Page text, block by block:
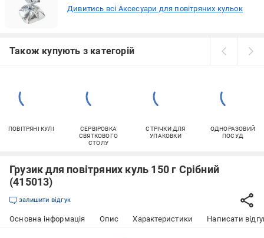
Дивитись всі Аксесуари для повітряних кульок
Також купують з категорій
ПОВІТРЯНІ КУЛІ
СЕРВІРОВКА
СВЯТКОВОГО
СТОЛУ
СТРІЧКИ ДЛЯ
УПАКОВКИ
ОДНОРАЗОВИЙ
ПОСУД
Грузик для повітряних куль 150 г Срібний
(415013)
залишити відгук
Основна інформація Опис Характеристики Написати